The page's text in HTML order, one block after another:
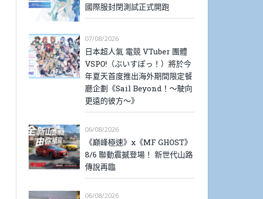
國際服封閉測試正式開跑
07/08/2026
日本超人氣 電競 VTuber 團體
VSPO!（ぶいすぽっ！）將於今
年夏天首度推出海外期間限定餐
廳企劃《Sail Beyond！～駛向
更遠的彼方～》
06/08/2026
《巔峰極速》x《MF GHOST》
8/6 聯動震撼登場！ 新世代山路
傳說再臨
06/08/2026